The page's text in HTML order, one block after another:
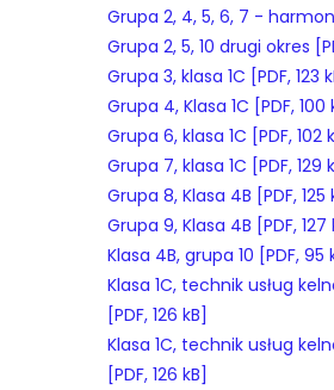
Grupa 2, 4, 5, 6, 7 -
Grupa 2, 5, 10 drugi okres
Grupa 3, klasa 1C [PDF, 123
Grupa 4, Klasa 1C [PDF, 100
Grupa 6, klasa 1C [PDF, 102
Grupa 7, klasa 1C [PDF, 129
Grupa 8, Klasa 4B [PDF, 125
Grupa 9, Klasa 4B [PDF, 127
Klasa 4B, grupa 10 [PDF, 95
Klasa 1C, technik usług
[PDF, 126 kB]
Klasa 1C, technik usług
[PDF, 126 kB]